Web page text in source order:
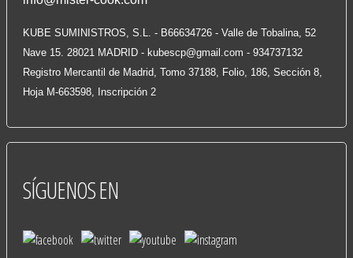
KUBE SUMINISTROS, S.L. - B66634726 - Valle de Tobalina, 52
Nave 15. 28021 MADRID - kubescp@gmail.com - 934737132
Registro Mercantil de Madrid, Tomo 37188, Folio, 186, Sección 8,
Hoja M-663598, Inscripción 2
SÍGUENOSEN